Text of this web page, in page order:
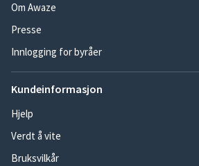
Om Awaze
Presse
Innlogging for byråer
Kundeinformasjon
Hjelp
Verdt å vite
Bruksvilkår